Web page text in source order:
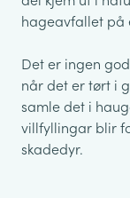
hageavfallet på
Det er ingen
når det er tørt i
samle det i
villfyllingar blir
skadedyr.